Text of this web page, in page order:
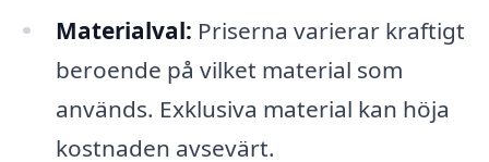
Materialval: Priserna varierar kraftigt
beroende på vilket material som
används. Exklusiva material kan höja
kostnaden avsevärt.